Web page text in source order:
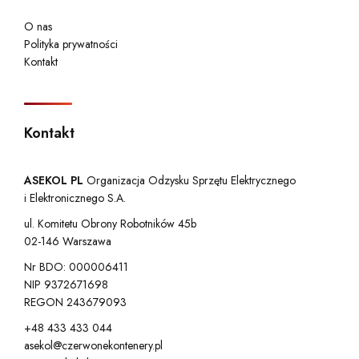
O nas
Polityka prywatności
Kontakt
Kontakt
ASEKOL PL Organizacja Odzysku Sprzętu Elektrycznego
i Elektronicznego S.A.
ul. Komitetu Obrony Robotników 45b
02-146 Warszawa
Nr BDO: 000006411
NIP 9372671698
REGON 243679093
+48 433 433 044
asekol@czerwonekontenery.pl